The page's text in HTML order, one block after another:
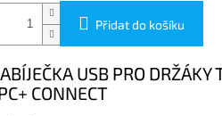
Přidat do košíku
USB PRO DRŽÁKY
CONNECT